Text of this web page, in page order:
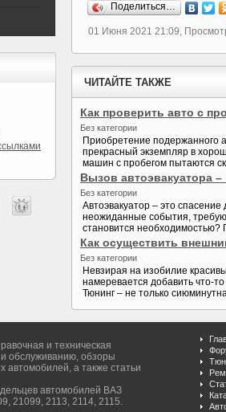
Поделиться…
01 Июня 2021 21:09,
ЧИТАЙТЕ ТАКЖЕ
Как проверить авто с
Без категории
Приобретение подержанного
прекрасный экземпляр в
машин с пробегом пытаются
Вызов автоэвакуатора
Без категории
Автоэвакуатор – это
неожиданные события,
становится
Как осуществить
Без категории
Невзирая на изобилие
намеревается добавить что-
Тюнинг – не только
и техническая
обслуживанию, обзоры
автомобилей, а также статьи
автомобилей ВАЗ
21099, 2113, 2114, 2115.